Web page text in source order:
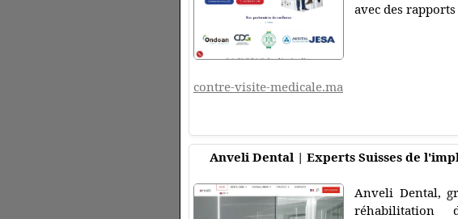
avec des
contre-visite-medicale.ma
Anveli Dental | Experts Suisses de
Anveli Dental,
réhabilitation